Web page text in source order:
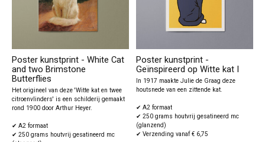
Poster kunstprint - White Cat
and two Brimstone
Butterflies
Het origineel van deze 'Witte kat en twee
citroenvlinders' is een schilderij gemaakt
rond 1900 door Arthur Heyer.
✔ A2 formaat
✔ 250 grams houtvrij gesatineerd mc
Poster kunstprint -
Geïnspireerd op Witte kat I
In 1917 maakte Julie de Graag deze
houtsnede van een zittende kat.
✔ A2 formaat
✔ 250 grams houtvrij gesatineerd mc
(glanzend)
✔ Verzending vanaf € 6,75